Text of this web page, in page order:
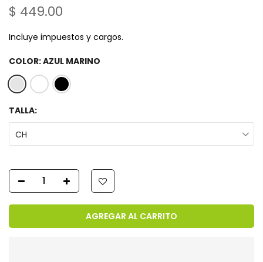
$ 449.00
Incluye impuestos y cargos.
COLOR:AZUL MARINO
TALLA:
CH
AGREGAR AL CARRITO